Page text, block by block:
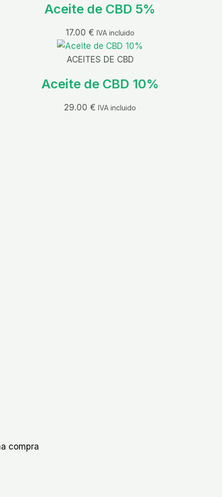
Aceite de CBD 5%
17.00 € IVA incluido
ACEITES DE CBD
Aceite de CBD 10%
29.00 € IVA incluido
compra